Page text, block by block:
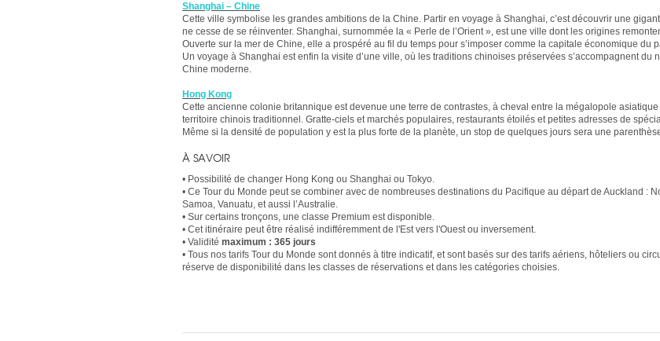
Shanghai – Chine
Cette ville symbolise les grandes ambitions de la Chine. Partir en voyage à Shanghai, c’est découvrir une
ne cesse de se réinventer. Shanghai, surnommée la « Perle de l’Orient », est une ville dont les origines
Ouverte sur la mer de Chine, elle a prospéré au fil du temps pour s’imposer comme la capitale économique du
Un voyage à Shanghai est enfin la visite d’une ville, où les traditions chinoises préservées s’accompagnent du
Chine moderne.
Hong Kong
Cette ancienne colonie britannique est devenue une terre de contrastes, à cheval entre la mégalopole
territoire chinois traditionnel. Gratte-ciels et marchés populaires, restaurants étoilés et petites adresses de
Même si la densité de population y est la plus forte de la planète, un stop de quelques jours sera une
À SAVOIR
• Possibilité de changer Hong Kong ou Shanghai ou Tokyo.
• Ce Tour du Monde peut se combiner avec de nombreuses destinations du Pacifique au départ de Auckland :
Samoa, Vanuatu, et aussi l’Australie.
• Sur certains tronçons, une classe Premium est disponible.
• Cet itinéraire peut être réalisé indifféremment de l'Est vers l'Ouest ou inversement.
• Validité maximum : 365 jours
• Tous nos tarifs Tour du Monde sont donnés à titre indicatif, et sont basés sur des tarifs aériens, hôteliers ou
réserve de disponibilité dans les classes de réservations et dans les catégories choisies.